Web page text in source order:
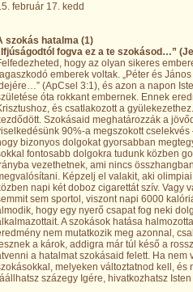
február 17. kedd
szokás hatalma (1)
fogva ez a te szokásod…”
hogy az olyan sikeres
emberek voltak. „Péter és
(ApCsel 3:1), és azon a napon
óta rokkant embernek. Ennek
és csatlakozott a
Szokásaid meghatározzák a
90%-a megszokott
bizonyos dolgokat gyorsabban
fontosabb dolgokra tudunk közben
vezethetnek, ami nincs
Képzelj el valakit, aki
napi két doboz cigarettát szív. Vagy
sem sportol, viszont napi 6000
hogy egy nyerő csapat fog neki
A szokások hatása
nem mutatkozik meg azonnal,
a károk, addigra már túl késő a
a hatalmat szokásaid felett. Ha
melyeken változtatnod kell, és
százegy Igére, hivatkozhatsz